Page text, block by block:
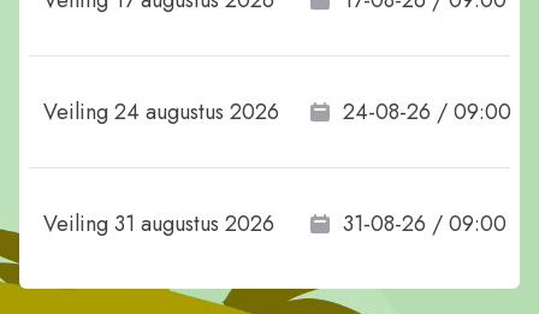
Veiling 24 augustus 2026 24-08-26 / 09:00
Veiling 31 augustus 2026 31-08-26 / 09:00